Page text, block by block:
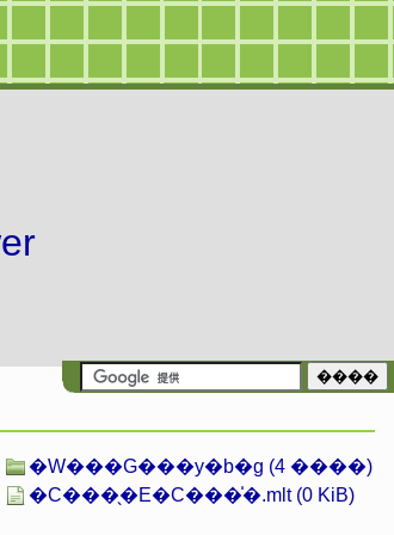
�W���G���y�b�g (4 ����)
�C���̖�E�C���̍�.mlt (0 KiB)